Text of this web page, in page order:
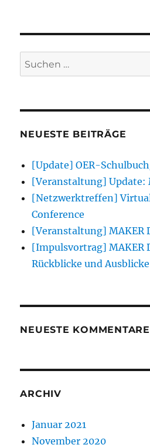
Suchen
nach:
NEUESTE BEITRÄGE
[Update] OER-
[Veranstaltung] Update:
[Netzwerktreffen]
Conference
[Veranstaltung] MAKER
[Impulsvortrag] MAKER
Rückblicke und Ausblicke
NEUESTE KOMMENTARE
ARCHIV
Januar 2021
November 2020